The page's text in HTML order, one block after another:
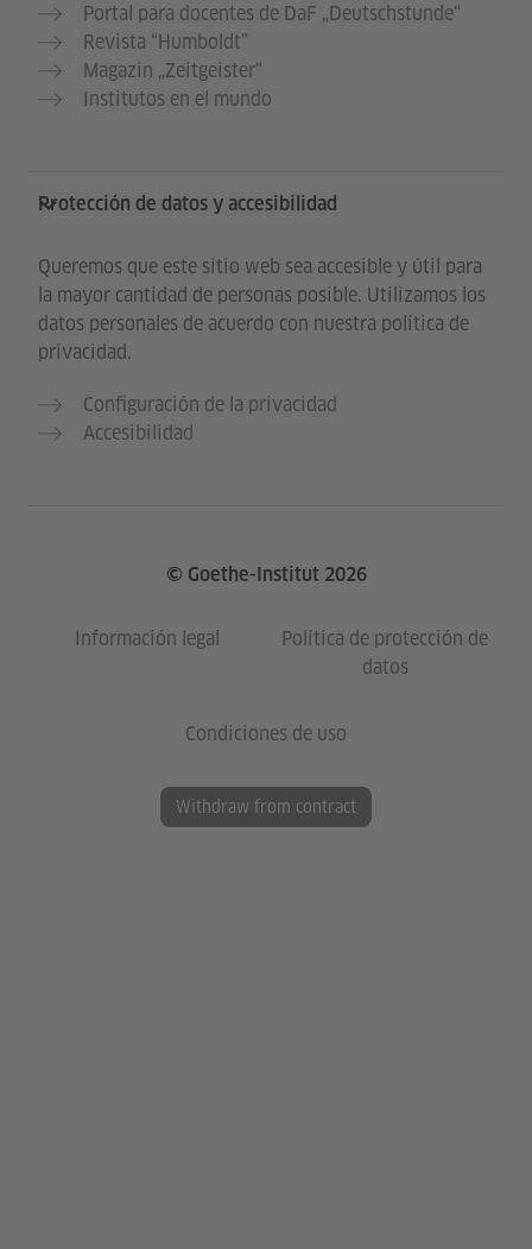
Portal para docentes de DaF „Deutschstunde“
Revista “Humboldt”
Magazin „Zeitgeister“
Institutos en el mundo
Protección de datos y accesibilidad
Queremos que este sitio web sea accesible y útil para
la mayor cantidad de personas posible. Utilizamos los
datos personales de acuerdo con nuestra política de
privacidad.
Configuración de la privacidad
Accesibilidad
© Goethe-Institut 2026
Información legal
Política de protección de
datos
Condiciones de uso
Withdraw from contract